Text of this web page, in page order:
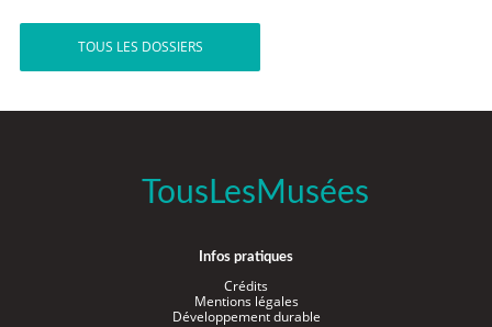
TOUS LES DOSSIERS
TousLesMusées
Infos pratiques
Crédits
Mentions légales
Développement durable